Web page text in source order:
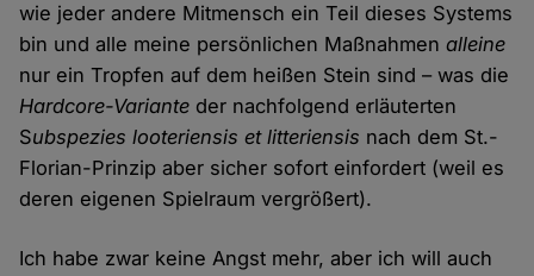
wie jeder andere Mitmensch ein Teil dieses Systems
bin und alle meine persönlichen Maßnahmenalleine
nur ein Tropfen auf dem heißen Stein sind – was die
Hardcore-Variante der nachfolgend erläuterten
Subspezies looteriensis et litteriensis nach dem St.-
Florian-Prinzip aber sicher sofort einfordert (weil es
deren eigenen Spielraum vergrößert).
Ich habe zwar keine Angst mehr, aber ich will auch